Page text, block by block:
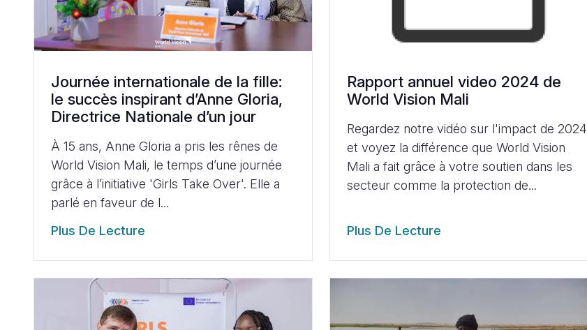
Journée internationale de la fille:
le succès inspirant d’Anne Gloria,
Directrice Nationale d’un jour
À 15 ans, Anne Gloria a pris les rênes de
World Vision Mali, le temps d’une journée
grâce à l’initiative 'Girls Take Over'. Elle a
parlé en faveur de l...
Plus De Lecture
Rapport annuel video 2024 de
World Vision Mali
Regardez notre vidéo sur l'impact de 2024
et voyez la différence que World Vision
Mali a fait grâce à votre soutien dans les
secteur comme la protection de...
Plus De Lecture